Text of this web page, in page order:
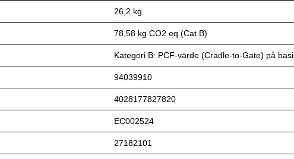
26,2 kg
78,58 kg CO2 eq (Cat B)
Kategori B: PCF-värde (Cradle-to-Gate) på
94039910
4028177827820
EC002524
27182101